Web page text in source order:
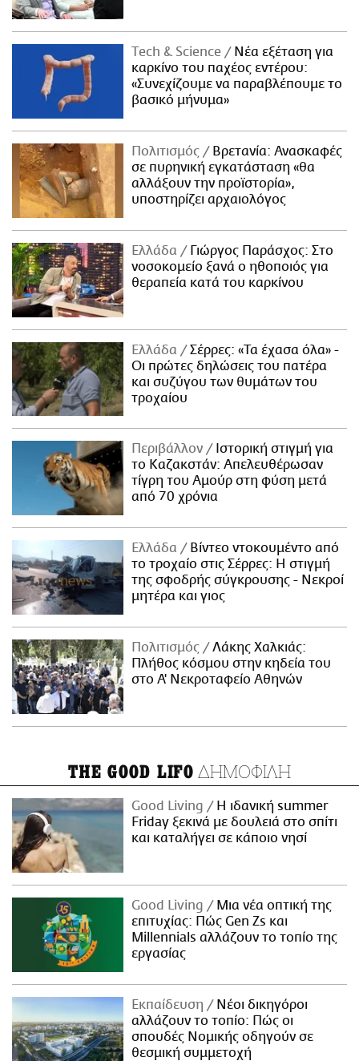
Τech & Science
Νέα εξέταση για
καρκίνο του παχέος εντέρου:
«Συνεχίζουμε να παραβλέπουμε το
βασικό μήνυμα»
Πολιτισμός
Βρετανία: Ανασκαφές
σε πυρηνική εγκατάσταση «θα
αλλάξουν την προϊστορία»,
υποστηρίζει αρχαιολόγος
Ελλάδα
Γιώργος Παράσχος: Στο
νοσοκομείο ξανά ο ηθοποιός για
θεραπεία κατά του καρκίνου
Ελλάδα
Σέρρες: «Τα έχασα όλα» -
Οι πρώτες δηλώσεις του πατέρα
και συζύγου των θυμάτων του
τροχαίου
Περιβάλλον
Ιστορική στιγμή για
το Καζακστάν: Απελευθέρωσαν
τίγρη του Αμούρ στη φύση μετά
από 70 χρόνια
Ελλάδα
Βίντεο ντοκουμέντο από
το τροχαίο στις Σέρρες: Η στιγμή
της σφοδρής σύγκρουσης - Νεκροί
μητέρα και γιος
Πολιτισμός
Λάκης Χαλκιάς:
Πλήθος κόσμου στην κηδεία του
στο Α' Νεκροταφείο Αθηνών
THE GOOD LIFO ΔΗΜΟΦΙΛΗ
Good Living
Η ιδανική summer
Friday ξεκινά με δουλειά στο σπίτι
και καταλήγει σε κάποιο νησί
Good Living
Μια νέα οπτική της
επιτυχίας: Πώς Gen Zs και
Millennials αλλάζουν το τοπίο της
εργασίας
Εκπαίδευση
Νέοι δικηγόροι
αλλάζουν το τοπίο: Πώς οι
σπουδές Νομικής οδηγούν σε
θεσμική συμμετοχή